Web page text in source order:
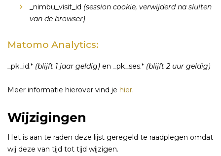
_nimbu_visit_id (session cookie, verwijderd na sluiten
van de browser)
Matomo Analytics:
_pk_id.* (blijft 1 jaar geldig) en _pk_ses.* (blijft 2 uur geldig)
Meer informatie hierover vind je hier.
Wijzigingen
Het is aan te raden deze lijst geregeld te raadplegen omdat
wij deze van tijd tot tijd wijzigen.